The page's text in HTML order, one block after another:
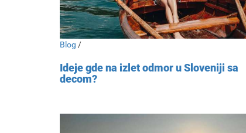
Blog /
Ideje gde na izlet odmor u Sloveniji sa
decom?